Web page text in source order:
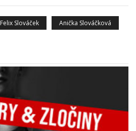
Felix Slováček Anička Slováčková